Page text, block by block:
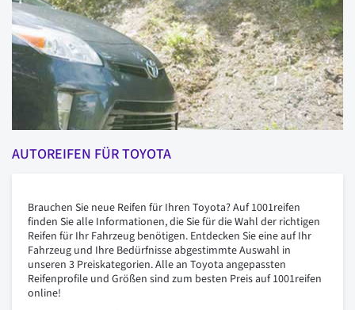
AUTOREIFEN FÜR TOYOTA
Brauchen Sie neue Reifen für Ihren Toyota? Auf 1001reifen
finden Sie alle Informationen, die Sie für die Wahl der richtigen
Reifen für Ihr Fahrzeug benötigen. Entdecken Sie eine auf Ihr
Fahrzeug und Ihre Bedürfnisse abgestimmte Auswahl in
unseren 3 Preiskategorien. Alle an Toyota angepassten
Reifenprofile und Größen sind zum besten Preis auf 1001reifen
online!